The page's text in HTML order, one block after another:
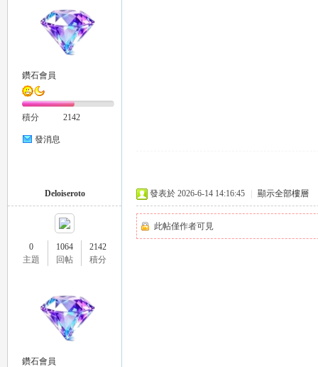
鑽石會員
積分 2142
發消息
Deloiseroto
0
主題
1064
回帖
2142
積分
鑽石會員
發表於 2026-6-14 14:16:45 顯示全部樓層
此帖僅作者可見